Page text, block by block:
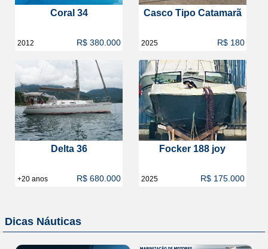
Coral 34
2012 R$ 380.000
Casco Tipo Catamarã
2025 R$ 180
Delta 36
+20 anos R$ 680.000
Focker 188 joy
2025 R$ 175.000
Dicas Náuticas